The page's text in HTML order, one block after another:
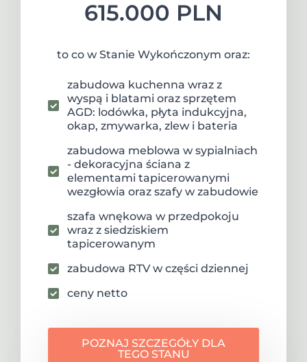
615.000 PLN
to co w Stanie Wykończonym oraz:
zabudowa kuchenna wraz z
wyspą i blatami oraz sprzętem
AGD: lodówka, płyta indukcyjna,
okap, zmywarka, zlew i bateria
zabudowa meblowa w sypialniach
- dekoracyjna ściana z
elementami tapicerowanymi
wezgłowia oraz szafy w zabudowie
szafa wnękowa w przedpokoju
wraz z siedziskiem
tapicerowanym
zabudowa RTV w części dziennej
ceny netto
POZNAJ SZCZEGÓŁY DLA
TEGO STANU